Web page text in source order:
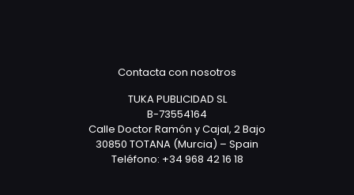
Contacta con nosotros
TUKA PUBLICIDAD SL
B-73554164
Calle Doctor Ramón y Cajal, 2 Bajo
30850 TOTANA (Murcia) – Spain
Teléfono: +34 968 42 16 18